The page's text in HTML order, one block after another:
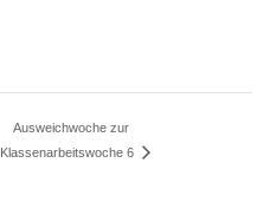
Ausweichwoche zur
Klassenarbeitswoche 6